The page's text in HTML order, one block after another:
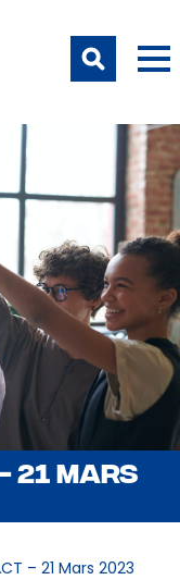
21 MARS
– 21 Mars 2023